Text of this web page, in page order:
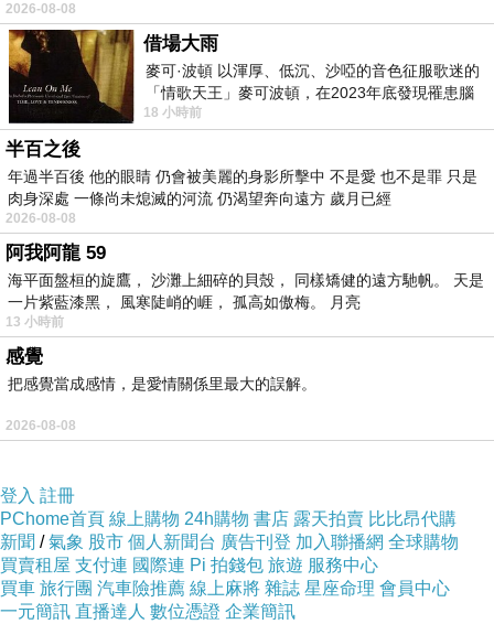
孫子前，就曾提議要在五月回台後一起到宜蘭玩；沒想到
他們才剛出國不久，疫情就開始以迅雷不及掩耳的速度大
爆發，不但兩人提早回國，連想要出遊都沒機會了。
好在近來疫情漸緩，於是決定趁著父親七十大壽的五月
份，攜家帶眷來個兩日遊。又因為攜老的帶小的，實在也
不想規劃什麼複雜的行程，於是在好友點點媽的建議下，
訂了這次的「礁溪寒沐酒店」。
不過假日實在太貴了，所以我們考慮一下後，選擇了相較
之下便宜一些的星期日。也因為是星期日的關係，到宜蘭
的路上一路順暢，明明十點多才出門，居然十一點左右就
到宜蘭了，可是明明才十一點，對向的北向車潮已經不知
眼看時間還早，先到了金車生技水產養殖研發中心吹吹冷
氣看魚去。
2026-08-08
借場大雨
麥可·波頓 以渾厚、低沉、沙啞的音色征服歌迷的
「情歌天王」麥可波頓，在2023年底發現罹患腦
瘤「祈禱早日康復，一切都好」。
18 小時前
半百之後
年過半百後 他的眼睛 仍會被美麗的身影所擊中 不是愛 也不是罪 只是
肉身深處 一條尚未熄滅的河流 仍渴望奔向遠方 歲月已經
2026-08-08
阿我阿龍 59
海平面盤桓的旋鷹， 沙灘上細碎的貝殼， 同樣矯健的遠方馳帆。 天是
一片紫藍漆黑， 風寒陡峭的崕， 孤高如傲梅。 月亮
13 小時前
感覺
把感覺當成感情，是愛情關係里最大的誤解。
2026-08-08
登入 註冊
PChome首頁 線上購物 24h購物 書店 露天拍賣 比比昂代購
新聞 /氣象 股市 個人新聞台 廣告刊登 加入聯播網 全球購物
買賣租屋 支付連 國際連 Pi 拍錢包 旅遊 服務中心
買車 旅行團 汽車險推薦 線上麻將 雜誌 星座命理 會員中心
一元簡訊 直播達人 數位憑證 企業簡訊